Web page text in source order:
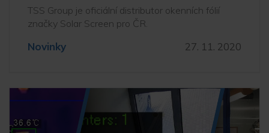
TSS Group je oficiální distributor okenních fólií
značky Solar Screen pro ČR.
Novinky 27. 11. 2020